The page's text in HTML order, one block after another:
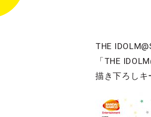
THE
「THE
描き下ろしキ